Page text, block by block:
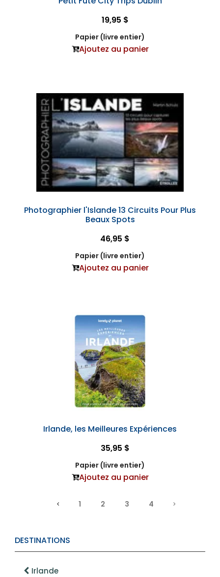
DESTINATIONS
Irlande
19,95 $
Papier (livre entier)
Ajoutez au panier
Photographier l'Islande 13 Circuits Pour Plus
Beaux Spots
46,95 $
Papier (livre entier)
Ajoutez au panier
Irlande, les Meilleures Expériences
35,95 $
Papier (livre entier)
Ajoutez au panier
1 2 3 4